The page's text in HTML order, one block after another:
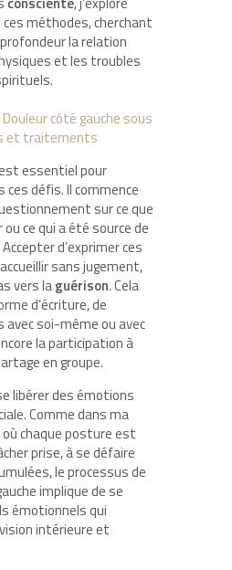
méthodes, cherchant
la relation
et les troubles
Douleur côté gauche sous
et traitements
essentiel pour
ces défis. Il commence
sur ce que
ou ce qui a été source de
d’exprimer ces
sans jugement,
vers laguérison. Cela
d’écriture, de
avec soi-même ou avec
la participation à
en groupe.
libérer des émotions
Comme dans ma
chaque posture est
prise, à se défaire
le processus de
implique de se
émotionnels qui
intérieure et